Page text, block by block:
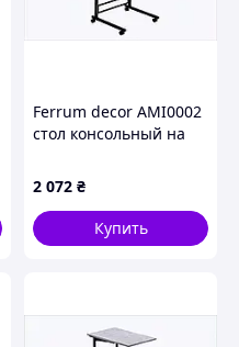
Ferrum decor AMI0002
стол консольный на
каркас 6X51607PM7
2 072 ₴
Купить